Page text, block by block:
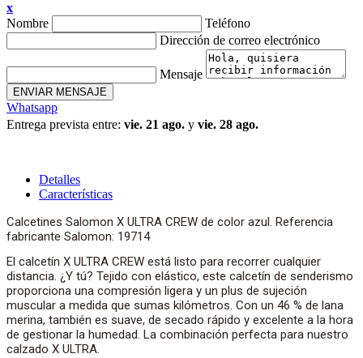
x
Nombre
Teléfono
Dirección de correo electrónico
Mensaje
ENVIAR MENSAJE
Whatsapp
Entrega prevista entre: vie. 21 ago. y vie. 28 ago.
Detalles
Características
Calcetines Salomon X ULTRA CREW de color azul. Referencia
fabricante Salomon: 19714
El calcetín X ULTRA CREW está listo para recorrer cualquier
distancia. ¿Y tú? Tejido con elástico, este calcetín de senderismo
proporciona una compresión ligera y un plus de sujeción
muscular a medida que sumas kilómetros. Con un 46 % de lana
merina, también es suave, de secado rápido y excelente a la hora
de gestionar la humedad. La combinación perfecta para nuestro
calzado X ULTRA.